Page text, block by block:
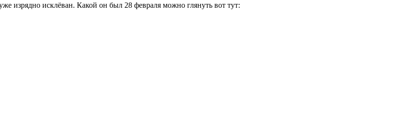
изрядно исклёван. Какой он был 28 февраля можно глянуть вот тут: